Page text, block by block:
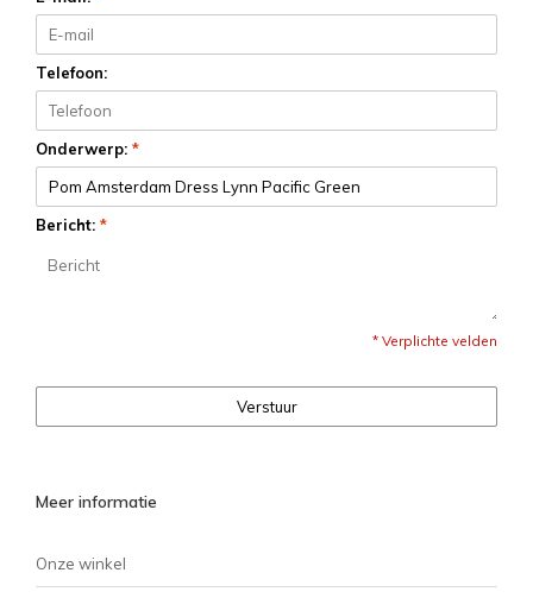
Telefoon:
Onderwerp: *
Bericht: *
* Verplichte velden
Verstuur
Meer informatie
Onze winkel